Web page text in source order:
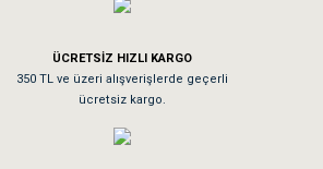
Tavşanım kafesinin kalitesine ve paketlemesine
Sa**** On******
ÜCRETSİZ HIZLI KARGO
350 TL ve üzeri alışverişlerde geçerli
ücretsiz kargo.